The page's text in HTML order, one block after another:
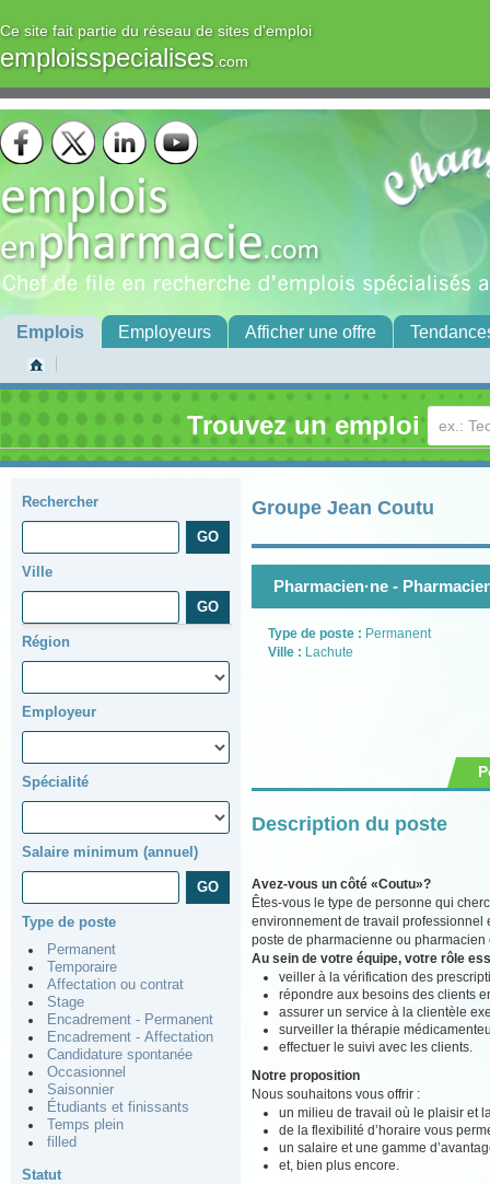
Ce site fait partie du réseau de sites d'emploi
emploisspecialises.com
Emplois Employeurs Afficher une offre
Trouvez un emploi
Rechercher
Ville
Région
Employeur
Spécialité
Salaire minimum (annuel)
Type de poste
Permanent
Temporaire
Affectation ou contrat
Stage
Encadrement - Permanent
Encadrement - Affectation
Candidature spontanée
Occasionnel
Saisonnier
Étudiants et finissants
Temps plein
filled
Statut
Groupe Jean Coutu
Pharmacien·ne -
Type de poste : Permanent
Ville : Lachute
Description du poste
Avez-vous un côté «Coutu»?
Êtes-vous le type de personne qui
environnement de travail professionnel
poste de pharmacienne ou pharmacien
Au sein de votre équipe, votre rôle
veiller à la vérification des
répondre aux besoins des clients
assurer un service à la clientèle
surveiller la thérapie
effectuer le suivi avec les clients.
Notre proposition
Nous souhaitons vous offrir :
un milieu de travail où le plaisir et
de la flexibilité d’horaire vous
un salaire et une gamme
et, bien plus encore.